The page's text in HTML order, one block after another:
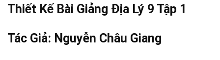
Thiết Kế Bài Giảng Địa Lý 9 Tập 1
Tác Giả: Nguyễn Châu Giang